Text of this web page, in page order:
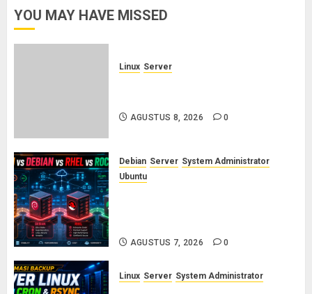
YOU MAY HAVE MISSED
Linux Server
AGUSTUS 8, 2026 0
Debian Server System Administrator
Ubuntu
AGUSTUS 7, 2026 0
Linux Server System Administrator